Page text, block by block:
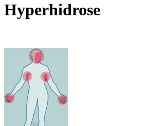
Hyperhidrose